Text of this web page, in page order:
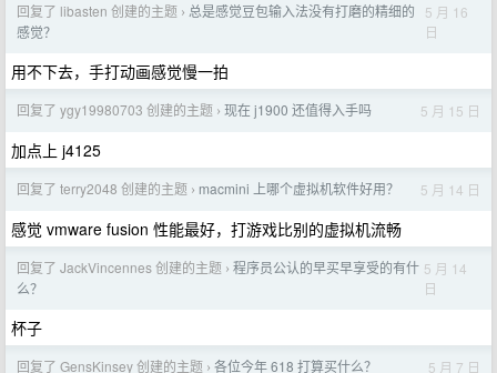
回复了 libasten 创建的主题 › 总是感觉豆包输入法没有打磨的精细的
感觉？
5 月 16
日
用不下去，手打动画感觉慢一拍
回复了 ygy19980703 创建的主题 › 现在 j1900 还值得入手吗 5 月 15 日
加点上 j4125
回复了 terry2048 创建的主题 › macmini 上哪个虚拟机软件好用？ 5 月 14 日
感觉 vmware fusion 性能最好，打游戏比别的虚拟机流畅
回复了 JackVincennes 创建的主题 › 程序员公认的早买早享受的有什
么？
5 月 14
日
杯子
回复了 GensKinsey 创建的主题 › 各位今年 618 打算买什么？ 5 月 7 日